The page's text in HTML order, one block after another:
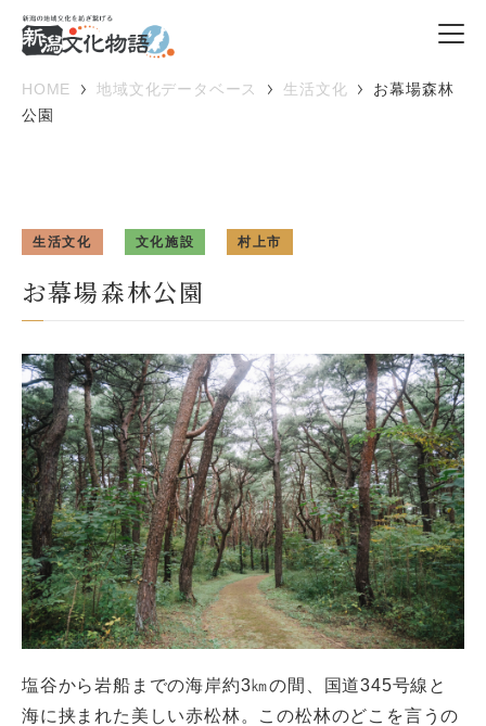
HOME 地域文化データベース 生活文化
お幕場森林
公園
生活文化 文化施設 村上市
お幕場森林公園
塩谷から岩船までの海岸約3㎞の間、国道345号線と
海に挟まれた美しい赤松林。この松林のどこを言うの